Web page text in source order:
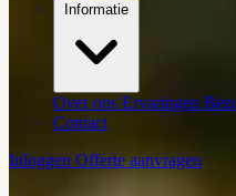
Informatie
Over ons Ervaringen
Contact
Inloggen Offerte aanvragen